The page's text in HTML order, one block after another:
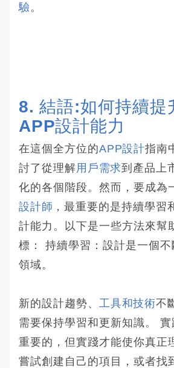
驗 。
8. 結語:如何持續提
APP設計能力
在這個全方位的APP設計指南
討了從理解用戶需求到產品上
化的各個階段。然而，要成為
設計師 ，最重要的是持續學習
計能力。以下是一些方法來幫
標： 持續學習：設計是一個
領域。
新的設計趨勢、 工具和技術不
需要保持學習和更新知識。
重要的，但實踐才能使你真正
嘗試創建自己的項目，或者找